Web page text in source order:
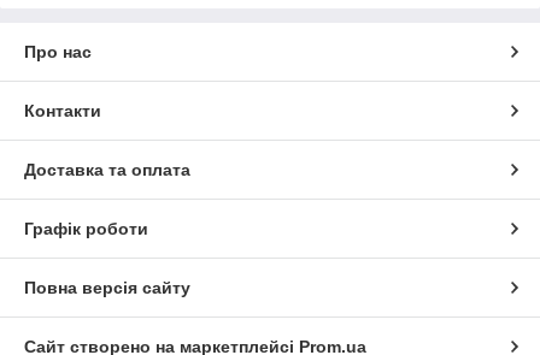
продуктивністю;
довгостроковістю експлуатації.
Сучасне обладнання працює в будь-якому температурному
режимі і здатне витримувати регулярні навантаження.
Модуль також має високу пропускну здатність. Вбудований
лічильник точно фіксує витрата палива.
Комплектація колонки заправної для
дизельного палива
Про нас
Контакти
Доставка та оплата
Графік роботи
Повна версія сайту
Сайт створено на маркетплейсі Prom.ua